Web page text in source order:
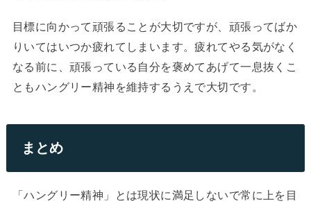
目標に向かって頑張ることが大切ですが、頑張ってばか
りいてはいつか疲れてしまいます。疲れてやる気がなく
なる前に、頑張っている自分を褒めてあげて一息抜くこ
ともハングリー精神を維持するうえで大切です。
まとめ
「ハングリー精神」とは現状に満足しないで常に上を目